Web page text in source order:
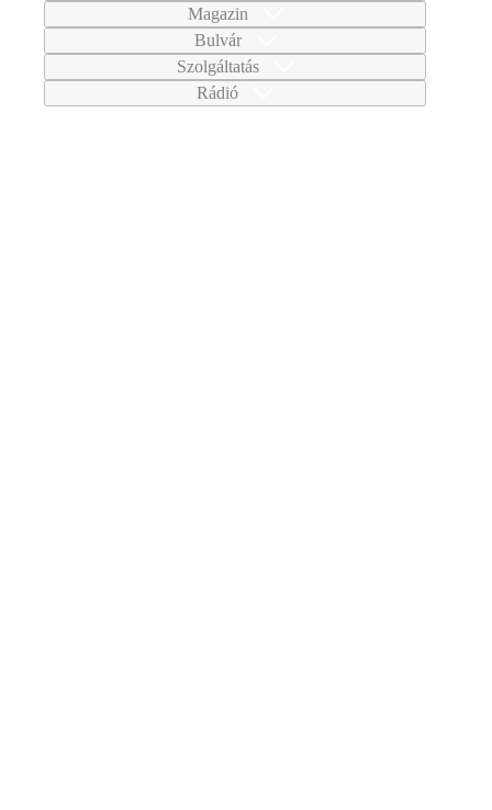
Magazin
Bulvár
Szolgáltatás
Rádió